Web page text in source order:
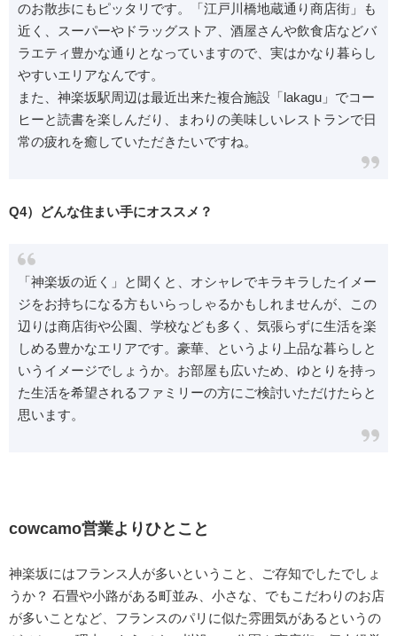
のお散歩にもピッタリです。「江戸川橋地蔵通り商店街」も
近く、スーパーやドラッグストア、酒屋さんや飲食店などバ
ラエティ豊かな通りとなっていますので、実はかなり暮らし
やすいエリアなんです。
また、神楽坂駅周辺は最近出来た複合施設「lakagu」でコー
ヒーと読書を楽しんだり、まわりの美味しいレストランで日
常の疲れを癒していただきたいですね。
Q4）どんな住まい手にオススメ？
「神楽坂の近く」と聞くと、オシャレでキラキラしたイメー
ジをお持ちになる方もいらっしゃるかもしれませんが、この
辺りは商店街や公園、学校なども多く、気張らずに生活を楽
しめる豊かなエリアです。豪華、というより上品な暮らしと
いうイメージでしょうか。お部屋も広いため、ゆとりを持っ
た生活を希望されるファミリーの方にご検討いただけたらと
思います。
cowcamo営業よりひとこと
神楽坂にはフランス人が多いということ、ご存知でしたでしょ
うか？ 石畳や小路がある町並み、小さな、でもこだわりのお店
が多いことなど、フランスのパリに似た雰囲気があるというの